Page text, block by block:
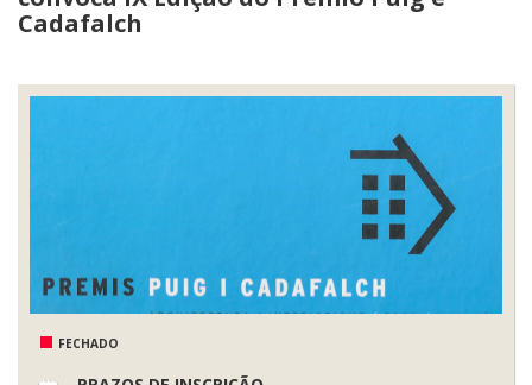
Cadafalch
FECHADO